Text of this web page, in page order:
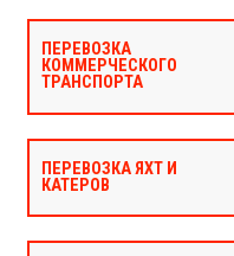
ПЕРЕВОЗКА
КОММЕРЧЕСКОГО
ТРАНСПОРТА
ПЕРЕВОЗКА ЯХТ И
КАТЕРОВ